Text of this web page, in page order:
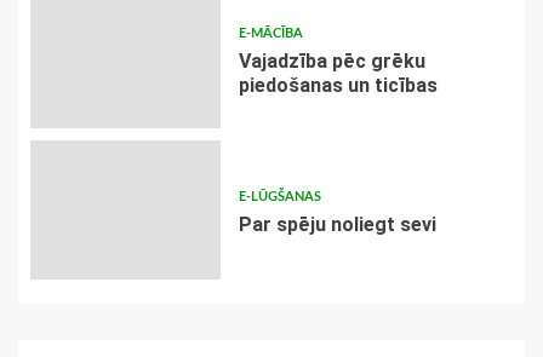
E-MĀCĪBA
Vajadzība pēc grēku
piedošanas un ticības
E-LŪGŠANAS
Par spēju noliegt sevi